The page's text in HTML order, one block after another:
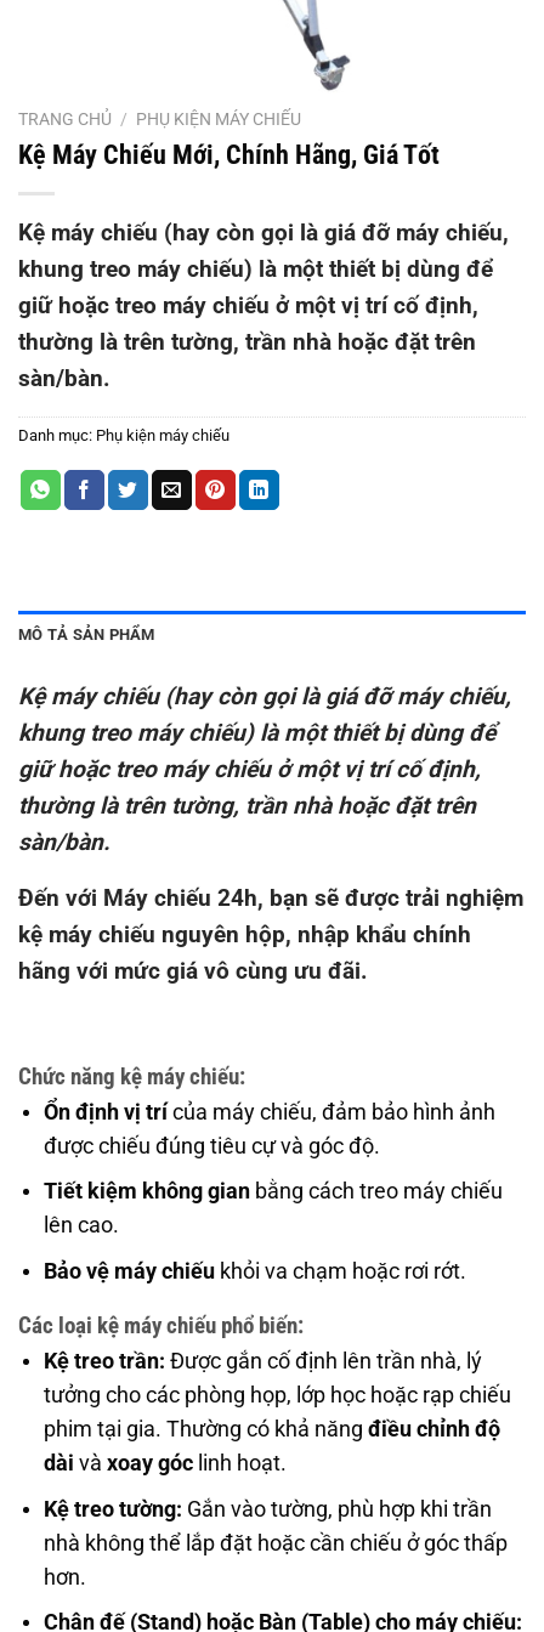
TRANG CHỦ / PHỤ KIỆN MÁY CHIẾU
Kệ Máy Chiếu Mới, Chính Hãng, Giá Tốt
Kệ máy chiếu (hay còn gọi là giá đỡ máy chiếu,
khung treo máy chiếu) là một thiết bị dùng để
giữ hoặc treo máy chiếu ở một vị trí cố định,
thường là trên tường, trần nhà hoặc đặt trên
sàn/bàn.
Danh mục: Phụ kiện máy chiếu
MÔ TẢ SẢN PHẨM
Kệ máy chiếu (hay còn gọi là giá đỡ máy chiếu,
khung treo máy chiếu) là một thiết bị dùng để
giữ hoặc treo máy chiếu ở một vị trí cố định,
thường là trên tường, trần nhà hoặc đặt trên
sàn/bàn.
Đến với Máy chiếu 24h, bạn sẽ được trải nghiệm
kệ máy chiếu nguyên hộp, nhập khẩu chính
hãng với mức giá vô cùng ưu đãi.
Chức năng kệ máy chiếu:
Ổn định vị trícủa máy chiếu, đảm bảo hình ảnh
được chiếu đúng tiêu cự và góc độ.
Tiết kiệm không gianbằng cách treo máy chiếu
lên cao.
Bảo vệ máy chiếukhỏi va chạm hoặc rơi rớt.
Các loại kệ máy chiếu phổ biến:
Kệ treo trần: Được gắn cố định lên trần nhà, lý
tưởng cho các phòng họp, lớp học hoặc rạp chiếu
phim tại gia. Thường có khả năng điều chỉnh độ
dài và xoay góclinh hoạt.
Kệ treo tường: Gắn vào tường, phù hợp khi trần
nhà không thể lắp đặt hoặc cần chiếu ở góc thấp
hơn.
Chân đế (Stand) hoặc Bàn (Table) cho máy chiếu: